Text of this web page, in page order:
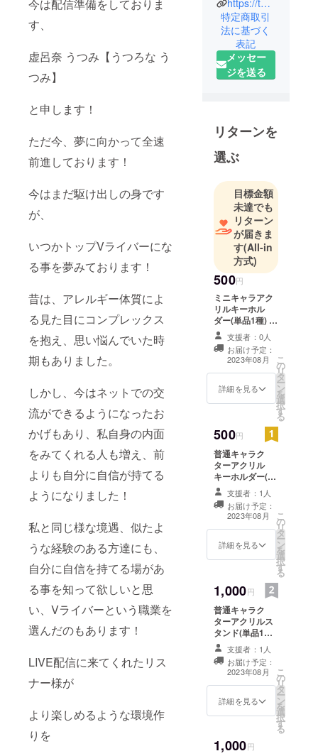
今は配信準備をしておりま
す、
虚呂奈 うつみ【うつろな う
つみ】
と申します！
ただ今、夢に向かって全速
前進しております！
今はまだ駆け出しの身です
が、
いつかトップVライバーにな
る事を夢みております！
昔は、アレルギー体質によ
る見た目にコンプレックス
を抱え、思い悩んでいた時
期もありました。
しかし、今はネットでの交
流ができるようになったお
かげもあり、私自身の内面
をみてくれる人も増え、前
よりも自分に自信が持てる
ようになりました！
私と同じ様な境遇、似たよ
うな経験のある方達にも、
自分に自信を持てる場があ
る事を知って欲しいと思
い、Vライバーという職業を
選んだのもあります！
LIVE配信に来てくれたリス
ナー様が
より楽しめるような環境作
りを
https://twitter.com/@Utumi32
特定商取引
法に基づく
表記
メッセー
ジを送る
リターンを
選ぶ
目標金額
未達でも
リターン
が届きま
す(All-in
方式)
500円
ミニキャラアク
リルキーホル
ダー(単品1種) 素
材：アクリル、
ナスカン サイ
ズ：50×50(mm)
支援者：0人
お届け予定：
2023年08月
詳細を見る
こ
の
リ
タ
ー
ン
を
選
択
す
る
500円
普通キャラク
ターアクリル
キーホルダー(単
品1種) 素材：ア
クリル、ナスカ
ン サイズ：
50×50(mm)
支援者：1人
お届け予定：
2023年08月
詳細を見る
こ
の
リ
タ
ー
ン
を
選
択
す
る
1,000円
普通キャラク
ターアクリルス
タンド(単品1種)
素材：アクリル
サイズ：
70×70(mm)
支援者：1人
お届け予定：
2023年08月
詳細を見る
こ
の
リ
タ
ー
ン
を
選
択
す
る
1,000円